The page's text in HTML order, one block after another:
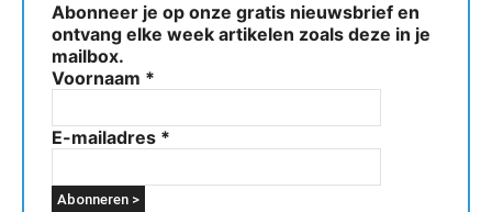
Abonneer je op onze gratis nieuwsbrief en
ontvang elke week artikelen zoals deze in je
mailbox.
Voornaam *
E-mailadres *